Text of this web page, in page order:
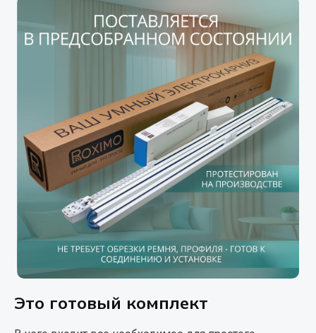
Это готовый комплект